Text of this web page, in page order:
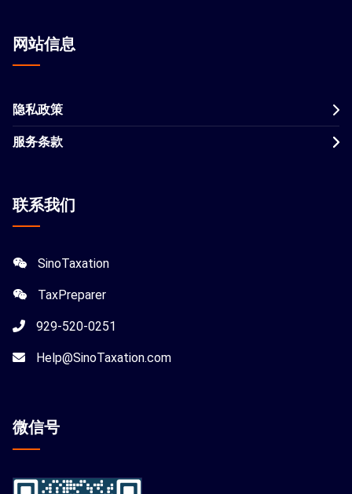
网站信息
隐私政策
服务条款
联系我们
SinoTaxation
TaxPreparer
929-520-0251
Help@SinoTaxation.com
微信号